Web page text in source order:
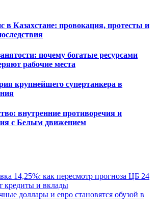
в Казахстане: провокация, протесты и
почему богатые ресурсами
рабочие места
крупнейшего супертанкера в
внутренние противоречия и
с Белым движением
14,25%: как пересмотр прогноза ЦБ 24
кредиты и вклады
доллары и евро становятся обузой в